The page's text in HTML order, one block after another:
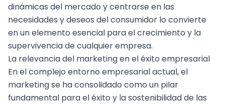
dinámicas del mercado y centrarse en las
necesidades y deseos del consumidor lo convierte
en un elemento esencial para el crecimiento y la
supervivencia de cualquier empresa.
La relevancia del marketing en el éxito empresarial
En el complejo entorno empresarial actual, el
marketing se ha consolidado como un pilar
fundamental para el éxito y la sostenibilidad de las